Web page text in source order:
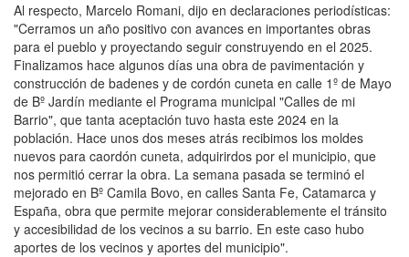
Al respecto, Marcelo Romani, dijo en declaraciones periodísticas:
"Cerramos un año positivo con avances en importantes obras
para el pueblo y proyectando seguir construyendo en el 2025.
Finalizamos hace algunos días una obra de pavimentación y
construcción de badenes y de cordón cuneta en calle 1º de Mayo
de Bº Jardín mediante el Programa municipal "Calles de mi
Barrio", que tanta aceptación tuvo hasta este 2024 en la
población. Hace unos dos meses atrás recibimos los moldes
nuevos para caordón cuneta, adquirirdos por el municipio, que
nos permitió cerrar la obra. La semana pasada se terminó el
mejorado en Bº Camila Bovo, en calles Santa Fe, Catamarca y
España, obra que permite mejorar considerablemente el tránsito
y accesibilidad de los vecinos a su barrio. En este caso hubo
aportes de los vecinos y aportes del municipio".